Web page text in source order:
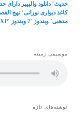
حدیث٬ دانلود والپیپر دارای
کاغذ دیواری نورانی٬ نهج
مذهبی٬ ویندوز 7 ٬ ویندوز XP ٬
موسیقی زمینه
نوشته‌های تازه